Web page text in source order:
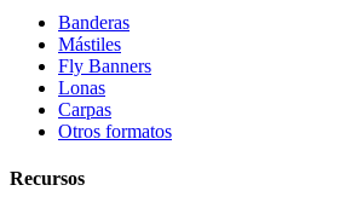
Banderas
Mástiles
Fly Banners
Lonas
Carpas
Otros formatos
Recursos